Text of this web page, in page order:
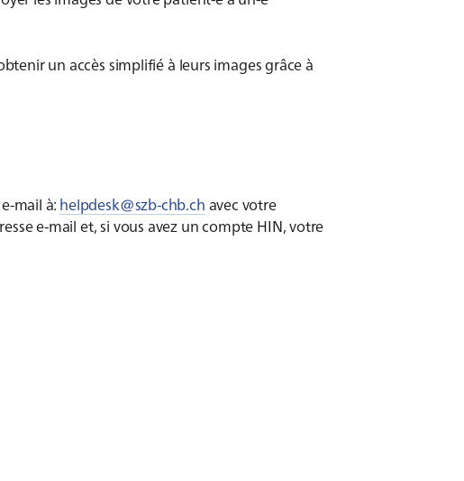
un accès simplifié à leurs images grâce à
mail à: helpdesk@szb-chb.ch avec votre
e-mail et, si vous avez un compte HIN, votre